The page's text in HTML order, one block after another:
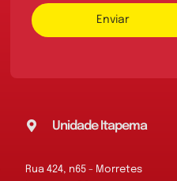
Enviar
Unidade Itapema
Rua 424, n65 - Morretes